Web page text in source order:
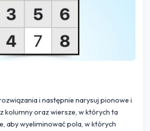
i następnie narysuj pionowe i
kolumny oraz wiersze, w których ta
aby wyeliminować pola, w których